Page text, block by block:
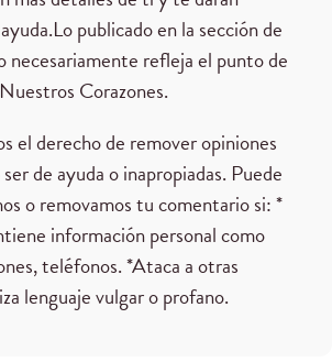
publicado en la sección de
necesariamente refleja el punto de
Corazones.
el derecho de remover opiniones
de ayuda o inapropiadas. Puede
o removamos tu comentario si: *
información personal como
teléfonos. *Ataca a otras
lenguaje vulgar o profano.